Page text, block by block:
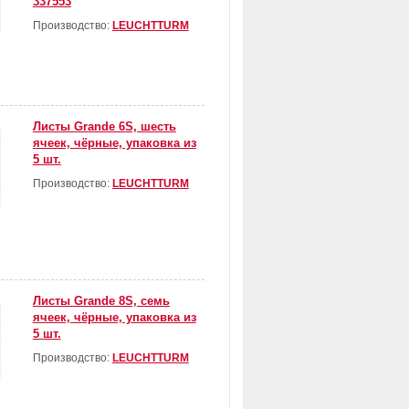
Производство: LEUCHTTURM
Листы Grande 6S, шесть
ячеек, чёрные, упаковка из
5 шт.
Производство: LEUCHTTURM
Листы Grande 8S, семь
ячеек, чёрные, упаковка из
5 шт.
Производство: LEUCHTTURM